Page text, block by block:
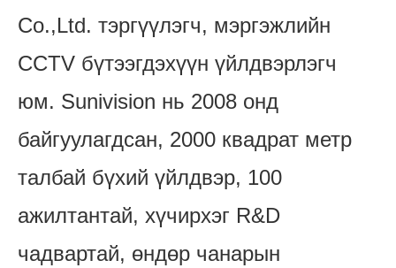
Co.,Ltd. тэргүүлэгч, мэргэжлийн
CCTV бүтээгдэхүүн үйлдвэрлэгч
юм. Sunivision нь 2008 онд
байгуулагдсан, 2000 квадрат метр
талбай бүхий үйлдвэр, 100
ажилтантай, хүчирхэг R&D
чадвартай, өндөр чанарын